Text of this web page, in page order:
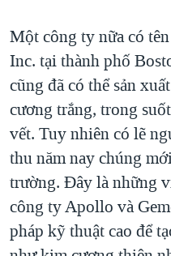
Một công ty nữa có
Inc. tại thành phố
cũng đã có thể sản
cương trắng, trong
vết. Tuy nhiên có lẽ
thu năm nay chúng
trường. Đây là những
công ty Apollo và
pháp kỹ thuật cao để